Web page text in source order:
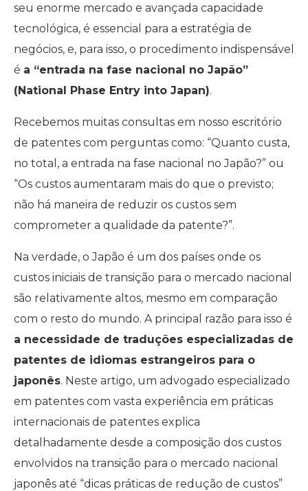
seu enorme mercado e avançada capacidade
tecnológica, é essencial para a estratégia de
negócios, e, para isso, o procedimento indispensável
é a “entrada na fase nacional no Japão”
(National Phase Entry into Japan).
Recebemos muitas consultas em nosso escritório
de patentes com perguntas como: “Quanto custa,
no total, a entrada na fase nacional no Japão?” ou
“Os custos aumentaram mais do que o previsto;
não há maneira de reduzir os custos sem
comprometer a qualidade da patente?”.
Na verdade, o Japão é um dos países onde os
custos iniciais de transição para o mercado nacional
são relativamente altos, mesmo em comparação
com o resto do mundo. A principal razão para isso é
a necessidade de traduções especializadas de
patentes de idiomas estrangeiros para o
japonês. Neste artigo, um advogado especializado
em patentes com vasta experiência em práticas
internacionais de patentes explica
detalhadamente desde a composição dos custos
envolvidos na transição para o mercado nacional
japonês até “dicas práticas de redução de custos”